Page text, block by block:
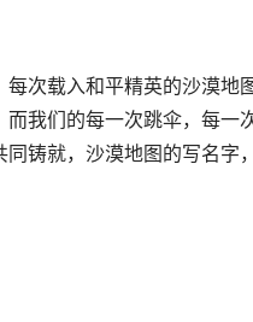
次载入和平精英的沙漠地
我们的每一次跳伞，每一
铸就，沙漠地图的写名字